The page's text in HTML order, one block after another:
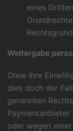
eines
Weitergabe
Ohne Ihre
dies doch der
genannten
oder wegen